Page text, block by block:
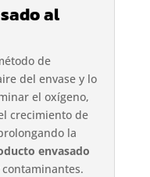
al
de
del envase y lo
el oxígeno,
crecimiento de
la
envasado